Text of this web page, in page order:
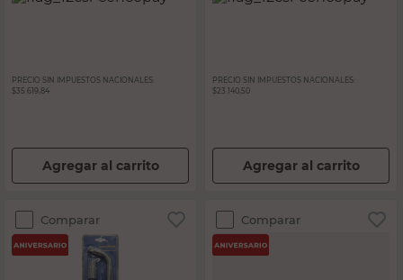
PRECIO SIN IMPUESTOS NACIONALES:
$35.619,84
Agregar al carrito
PRECIO SIN IMPUESTOS NACIONALES:
$23.140,50
Agregar al carrito
Comparar Comparar